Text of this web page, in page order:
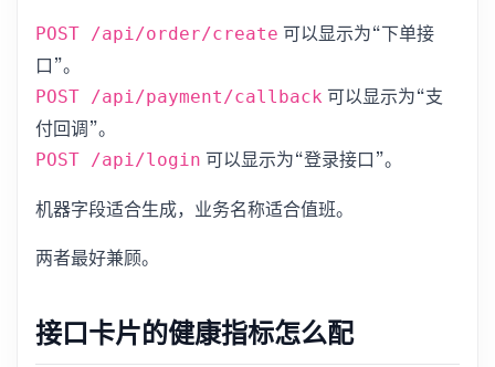
POST /api/order/create 可以显示为“下单接
口”。
POST /api/payment/callback 可以显示为“支
付回调”。
POST /api/login 可以显示为“登录接口”。
机器字段适合生成，业务名称适合值班。
两者最好兼顾。
接口卡片的健康指标怎么配